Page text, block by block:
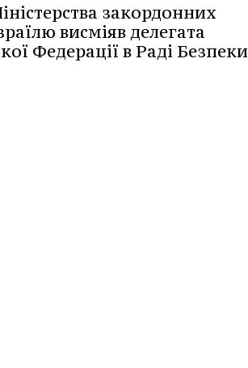
закордонних
висміяв делегата
Федерації в Раді Безпеки